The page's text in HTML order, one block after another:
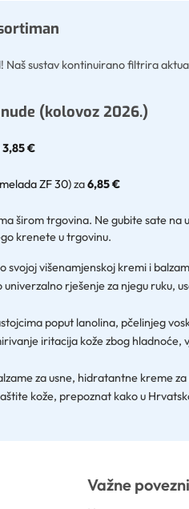
! Naš sustav kontinuirano filtrira
(kolovoz 2026.)
3,85 €
ZF 30)za6,85 €
širom trgovina. Ne gubite sate
krenete u trgovinu.
višenamjenskoj kremi i
rješenje za njegu ruku,
poput lanolina, pčelinjeg
iritacija kože zbog hladnoće,
za usne, hidratantne kreme
kože, prepoznat kako u
Važne